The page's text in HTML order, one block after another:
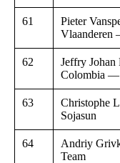
61
Pieter
Vlaanderen
62
Jeffry Johan
Colombia —
63
Christophe
Sojasun
64
Andriy
Team